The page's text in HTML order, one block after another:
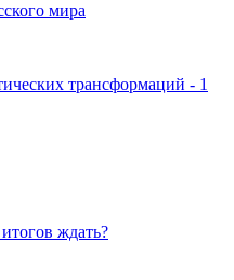
мира
трансформаций - 1
ждать?